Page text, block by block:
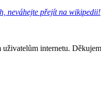
neváhejte přejít na wikipedii!
internetu.